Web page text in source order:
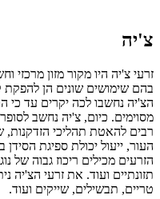
צ'יה
זרעי צ'יה היו מקור מזון מרכזי
בהם שימושים שונים הן להפקת
הצ'יה נחשבו לכה יקרים עד כי
מסוימים. כיום, צ'יה נחשב
רבים להאטת תהליכי הזדקנות,
העור, ייעול יכולת ספיגת
הזרעים מכילים ריכוז גבוה של
תזונתיים ועוד. את זרעי הצ'יה
טריים, תבשילים, שייקים ועוד.